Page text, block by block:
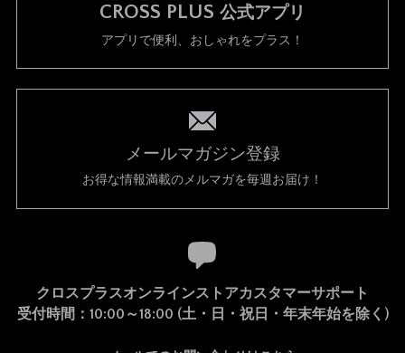
CROSS PLUS 公式アプリ
アプリで便利、おしゃれをプラス！
メールマガジン登録
お得な情報満載のメルマガを毎週お届け！
クロスプラスオンラインストアカスタマーサポート
受付時間：10:00～18:00 (土・日・祝日・年末年始を除く)